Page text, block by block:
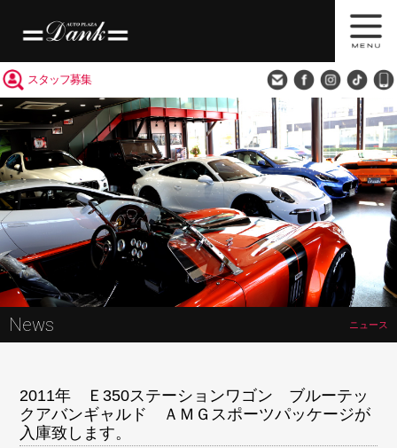
スタッフ募集
News ニュース
2011年 Ｅ350ステーションワゴン ブルーテッ
クアバンギャルド ＡＭＧスポーツパッケージが
入庫致します。